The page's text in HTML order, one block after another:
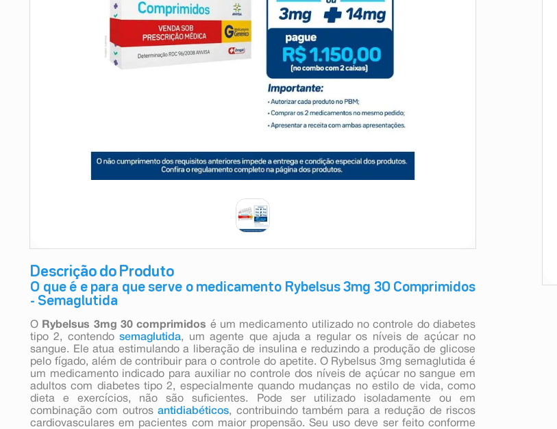
Descrição do Produto
O que é e para que serve o medicamento Rybelsus 3mg 30 Comprimidos
- Semaglutida
O Rybelsus 3mg 30 comprimidos é um medicamento utilizado no controle do diabetes
tipo 2, contendosemaglutida, um agente que ajuda a regular os níveis de açúcar no
sangue. Ele atua estimulando a liberação de insulina e reduzindo a produção de glicose
pelo fígado, além de contribuir para o controle do apetite. O Rybelsus 3mg semaglutida é
um medicamento indicado para auxiliar no controle dos níveis de açúcar no sangue em
adultos com diabetes tipo 2, especialmente quando mudanças no estilo de vida, como
dieta e exercícios, não são suficientes. Pode ser utilizado isoladamente ou em
combinação com outrosantidiabéticos, contribuindo também para a redução de riscos
cardiovasculares em pacientes com maior propensão. Seu uso deve ser feito conforme
9º esmalte
10ºabsorvente